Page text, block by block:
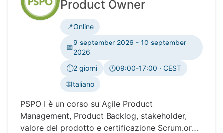
Product Owner
📍Online
📅
9 september 2026 - 10 september
2026
⏱️2 giorni 🕐
Tidszon:
09:00-17:00 · CEST
🌐Italiano
PSPO I è un corso su Agile Product
Management, Product Backlog, stakeholder,
valore del prodotto e certificazione Scrum.org.